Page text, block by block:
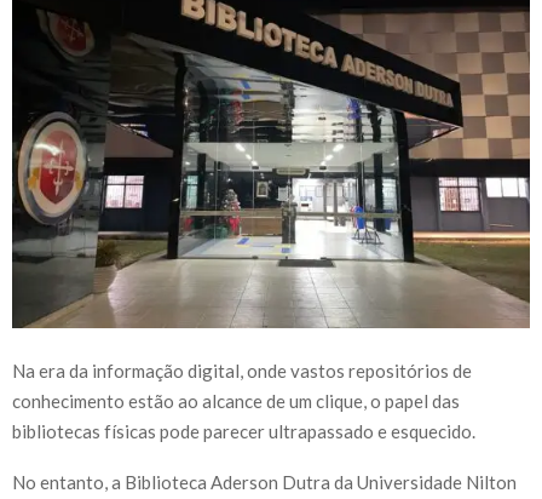
Na era da informação digital, onde vastos repositórios de
conhecimento estão ao alcance de um clique, o papel das
bibliotecas físicas pode parecer ultrapassado e esquecido.
No entanto, a Biblioteca Aderson Dutra da Universidade Nilton